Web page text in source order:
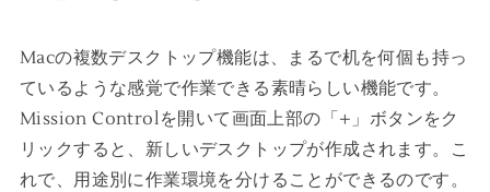
Macの複数デスクトップ機能は、まるで机を何個も持っ
ているような感覚で作業できる素晴らしい機能です。
Mission Controlを開いて画面上部の「+」ボタンをク
リックすると、新しいデスクトップが作成されます。こ
れで、用途別に作業環境を分けることができるのです。